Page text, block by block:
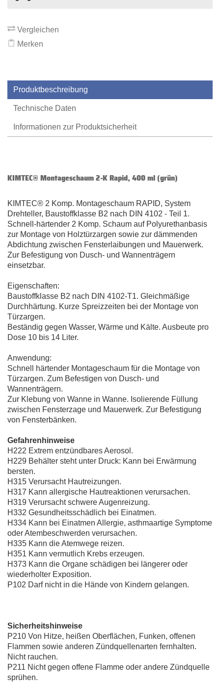
Vergleichen
Merken
Produktbeschreibung
Technische Daten
Informationen zur Produktsicherheit
KIMTEC® Montageschaum 2-K Rapid, 400 ml (grün)
KIMTEC® 2 Komp. Montageschaum RAPID, System
Drehteller, Baustoffklasse B2 nach DIN 4102 - Teil 1.
Schnell-härtender 2 Komp. Schaum auf Polyurethanbasis
zur Montage von Holztürzargen sowie zur dämmenden
Abdichtung zwischen Fensterlaibungen und Mauerwerk.
Zur Befestigung von Dusch- und Wannenträgern
einsetzbar.
Eigenschaften:
Baustoffklasse B2 nach DIN 4102-T1. Gleichmäßige
Durchhärtung. Kurze Spreizzeiten bei der Montage von
Türzargen.
Beständig gegen Wasser, Wärme und Kälte. Ausbeute pro
Dose 10 bis 14 Liter.
Anwendung:
Schnell härtender Montageschaum für die Montage von
Türzargen. Zum Befestigen von Dusch- und
Wannenträgern.
Zur Klebung von Wanne in Wanne. Isolierende Füllung
zwischen Fensterzage und Mauerwerk. Zur Befestigung
von Fensterbänken.
Gefahrenhinweise
H222 Extrem entzündbares Aerosol.
H229 Behälter steht unter Druck: Kann bei Erwärmung
bersten.
H315 Verursacht Hautreizungen.
H317 Kann allergische Hautreaktionen verursachen.
H319 Verursacht schwere Augenreizung.
H332 Gesundheitsschädlich bei Einatmen.
H334 Kann bei Einatmen Allergie, asthmaartige Symptome
oder Atembeschwerden verursachen.
H335 Kann die Atemwege reizen.
H351 Kann vermutlich Krebs erzeugen.
H373 Kann die Organe schädigen bei längerer oder
wiederholter Exposition.
P102 Darf nicht in die Hände von Kindern gelangen.
Sicherheitshinweise
P210 Von Hitze, heißen Oberflächen, Funken, offenen
Flammen sowie anderen Zündquellenarten fernhalten.
Nicht rauchen.
P211 Nicht gegen offene Flamme oder andere Zündquelle
sprühen.